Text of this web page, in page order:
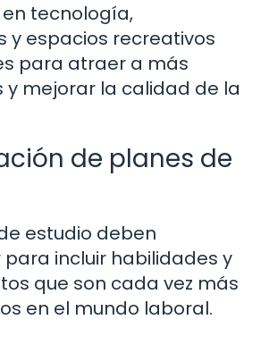
tecnología,
y espacios recreativos
para atraer a más
y mejorar la calidad de la
de planes de
estudio deben
incluir habilidades y
que son cada vez más
en el mundo laboral.